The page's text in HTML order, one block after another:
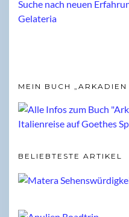
MEIN BUCH
BELIEBTESTE ARTIKEL